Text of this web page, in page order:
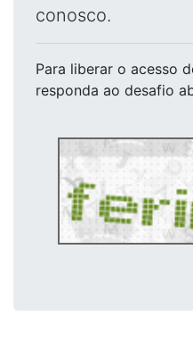
conosco.
Para liberar o acesso
responda ao desafio